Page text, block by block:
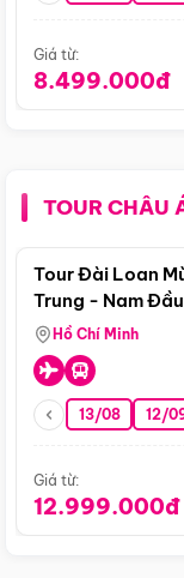
Giá từ:
8.499.000đ
TOUR CHÂU
Tour Đài Loan
Trung - Nam
Hồ Chí Minh
13/08 12/
Giá từ:
12.999.000đ